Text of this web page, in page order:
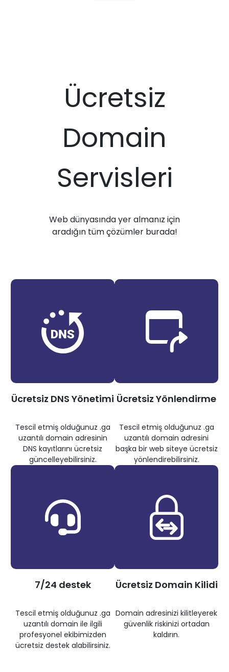
Ücretsiz
Domain
Servisleri
Web dünyasında yer almanız için
aradığın tüm çözümler burada!
Ücretsiz DNS Yönetimi
Tescil etmiş olduğunuz .ga
uzantılı domain adresinin
DNS kayıtlarını ücretsiz
güncelleyebilirsiniz.
Ücretsiz Yönlendirme
Tescil etmiş olduğunuz .ga
uzantılı domain adresini
başka bir web siteye ücretsiz
yönlendirebilirsiniz.
7/24 destek
Tescil etmiş olduğunuz .ga
uzantılı domain ile ilgili
profesyonel ekibimizden
ücretsiz destek alabilirsiniz.
Ücretsiz Domain Kilidi
Domain adresinizi kilitleyerek
güvenlik riskinizi ortadan
kaldırın.